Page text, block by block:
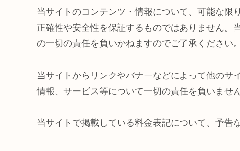
当サイトのコンテンツ・情報について、可能な限
正確性や安全性を保証するものではありません。
の一切の責任を負いかねますのでご了承ください。
当サイトからリンクやバナーなどによって他のサ
情報、サービス等について一切の責任を負いません
当サイトで掲載している料金表記について、予告